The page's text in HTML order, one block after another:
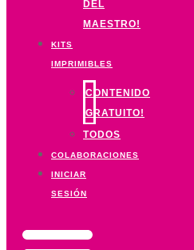
DEL
MAESTRO!
KITS
IMPRIMIBLES
CONTENIDO
GRATUITO!
TODOS
COLABORACIONES
INICIAR
SESIÓN